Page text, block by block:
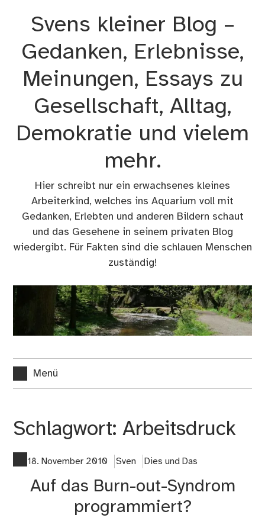
Svens kleiner Blog –
Gedanken, Erlebnisse,
Meinungen, Essays zu
Gesellschaft, Alltag,
Demokratie und vielem
mehr.
Hier schreibt nur ein erwachsenes kleines
Arbeiterkind, welches ins Aquarium voll mit
Gedanken, Erlebten und anderen Bildern schaut
und das Gesehene in seinem privaten Blog
wiedergibt. Für Fakten sind die schlauen Menschen
zuständig!
Menü
Schlagwort:Arbeitsdruck
18. November 2010 Sven Dies und Das
Auf das Burn-out-Syndrom
programmiert?